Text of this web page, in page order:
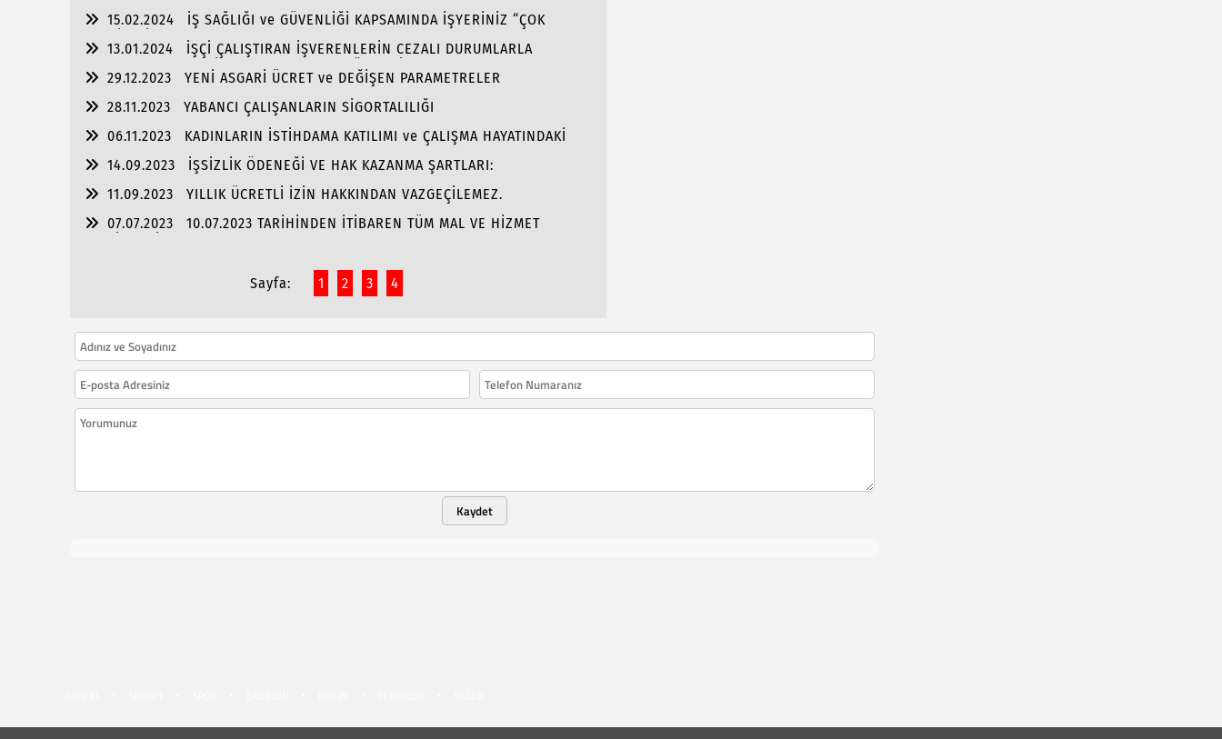
(Konut İstisnası 2023 Yılı İçin 21.000,00 TL) UYGULAYACAKSINIZ,
15.02.2024
İŞ SAĞLIĞI ve GÜVENLİĞİ KAPSAMINDA İŞYERİNİZ “ÇOK
TEHLİKELİ” SINIFTA YER ALIYORSA, ONDAN FAZLA ÇALIŞANINIZ
13.01.2024
İŞÇİ ÇALIŞTIRAN İŞVERENLERİN CEZALI DURUMLARLA
KARŞILAŞMAMASI İÇİN UYMASI GEREKEN ÖNEMLİ KURALLAR:
29.12.2023
YENİ ASGARİ ÜCRET ve DEĞİŞEN PARAMETRELER
28.11.2023
YABANCI ÇALIŞANLARIN SİGORTALILIĞI
06.11.2023
KADINLARIN İSTİHDAMA KATILIMI ve ÇALIŞMA HAYATINDAKİ
14.09.2023
İŞSİZLİK ÖDENEĞİ VE HAK KAZANMA ŞARTLARI:
11.09.2023
YILLIK ÜCRETLİ İZİN HAKKINDAN VAZGEÇİLEMEZ.
07.07.2023
10.07.2023 TARİHİNDEN İTİBAREN TÜM MAL VE HİZMET
Sayfa: 1 2 3 4
Kaydet